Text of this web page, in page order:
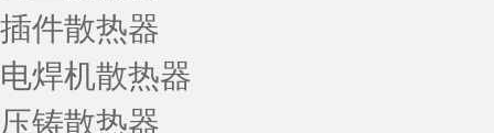
插件散热器
电焊机散热器
压铸散热器